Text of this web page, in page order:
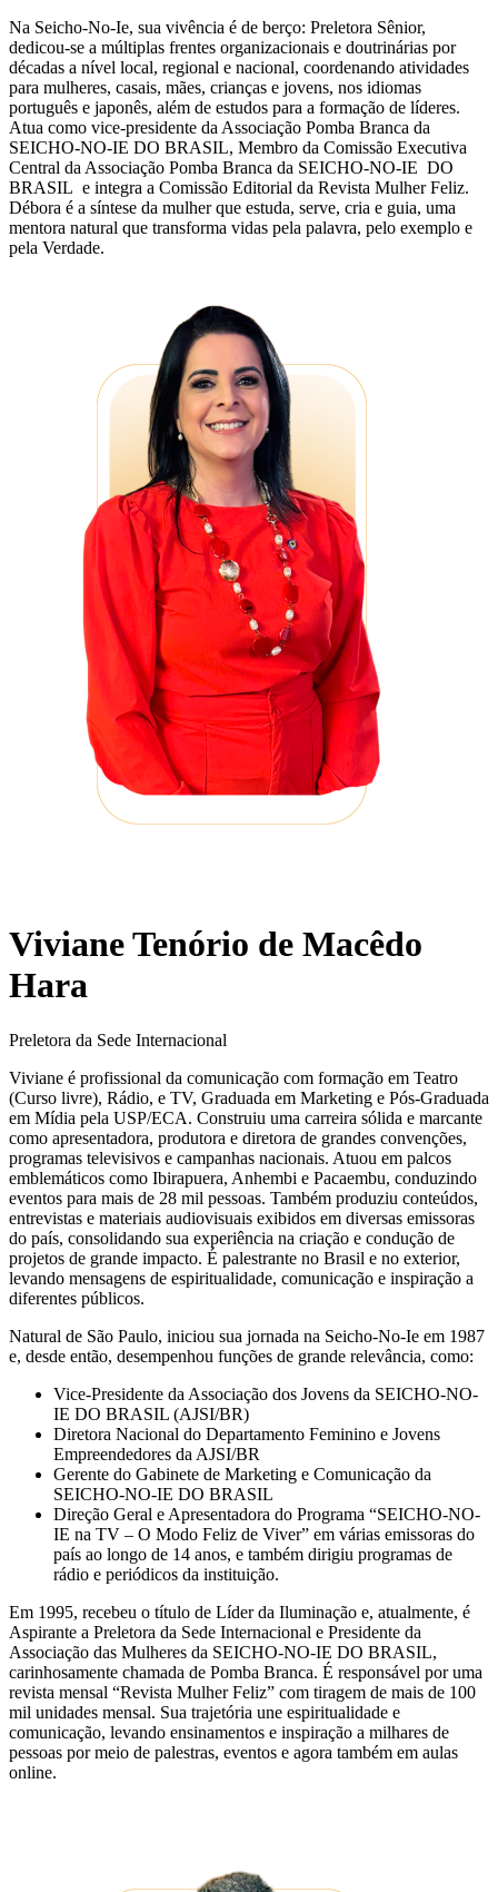
Na Seicho-No-Ie, sua vivência é de berço: Preletora Sênior,
dedicou-se a múltiplas frentes organizacionais e doutrinárias por
décadas a nível local, regional e nacional, coordenando atividades
para mulheres, casais, mães, crianças e jovens, nos idiomas
português e japonês, além de estudos para a formação de líderes.
Atua como vice-presidente da Associação Pomba Branca da
SEICHO-NO-IE DO BRASIL, Membro da Comissão Executiva
Central da Associação Pomba Branca da SEICHO-NO-IE DO
BRASIL e integra a Comissão Editorial da Revista Mulher Feliz.
Débora é a síntese da mulher que estuda, serve, cria e guia, uma
mentora natural que transforma vidas pela palavra, pelo exemplo e
pela Verdade.
Viviane Tenório de Macêdo
Hara
Preletora da Sede Internacional
Viviane é profissional da comunicação com formação em Teatro
(Curso livre), Rádio, e TV, Graduada em Marketing e Pós-Graduada
em Mídia pela USP/ECA. Construiu uma carreira sólida e marcante
como apresentadora, produtora e diretora de grandes convenções,
programas televisivos e campanhas nacionais. Atuou em palcos
emblemáticos como Ibirapuera, Anhembi e Pacaembu, conduzindo
eventos para mais de 28 mil pessoas. Também produziu conteúdos,
entrevistas e materiais audiovisuais exibidos em diversas emissoras
do país, consolidando sua experiência na criação e condução de
projetos de grande impacto. É palestrante no Brasil e no exterior,
levando mensagens de espiritualidade, comunicação e inspiração a
diferentes públicos.
Natural de São Paulo, iniciou sua jornada na Seicho-No-Ie em 1987
e, desde então, desempenhou funções de grande relevância, como:
Vice-Presidente da Associação dos Jovens da SEICHO-NO-
IE DO BRASIL (AJSI/BR)
Diretora Nacional do Departamento Feminino e Jovens
Empreendedores da AJSI/BR
Gerente do Gabinete de Marketing e Comunicação da
SEICHO-NO-IE DO BRASIL
Direção Geral e Apresentadora do Programa “SEICHO-NO-
IE na TV – O Modo Feliz de Viver” em várias emissoras do
país ao longo de 14 anos, e também dirigiu programas de
rádio e periódicos da instituição.
Em 1995, recebeu o título de Líder da Iluminação e, atualmente, é
Aspirante a Preletora da Sede Internacional e Presidente da
Associação das Mulheres da SEICHO-NO-IE DO BRASIL,
carinhosamente chamada de Pomba Branca. É responsável por uma
revista mensal “Revista Mulher Feliz” com tiragem de mais de 100
mil unidades mensal. Sua trajetória une espiritualidade e
comunicação, levando ensinamentos e inspiração a milhares de
pessoas por meio de palestras, eventos e agora também em aulas
online.